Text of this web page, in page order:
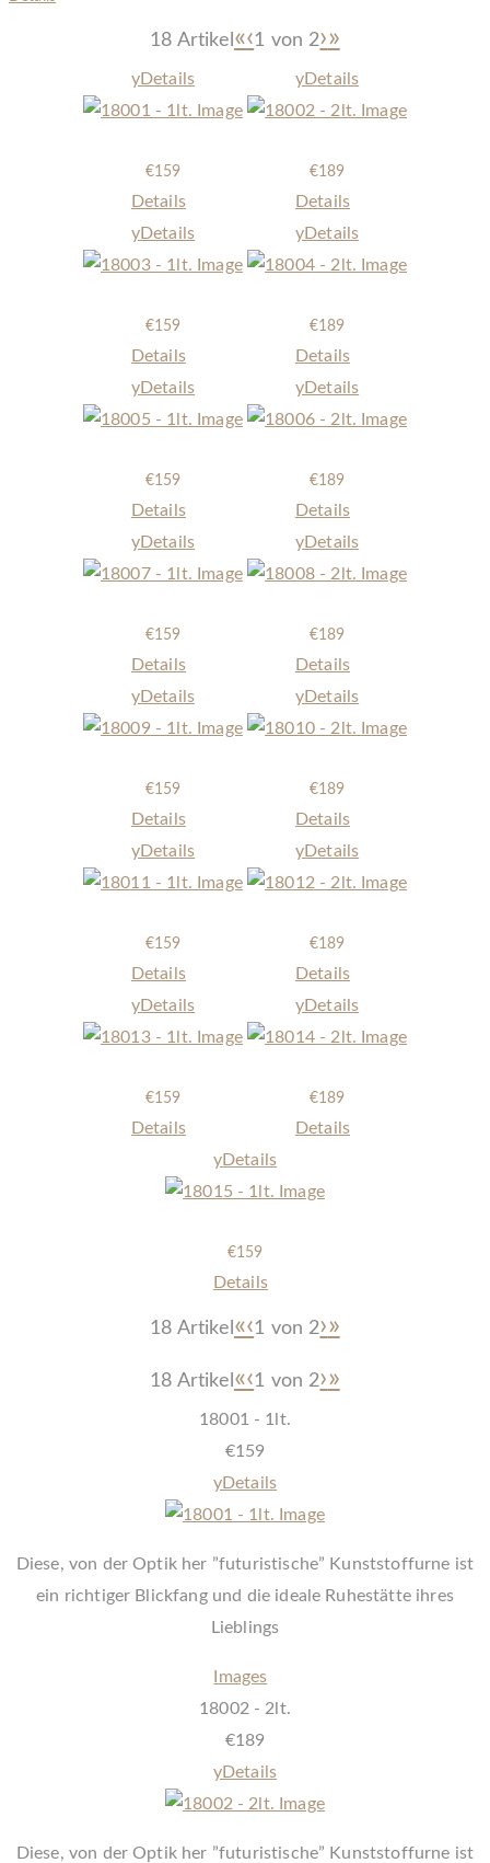
18 Artikel «‹1 von 2›»
yDetails
€159
Details
yDetails
€189
Details
yDetails
€159
Details
yDetails
€189
Details
yDetails
€159
Details
yDetails
€189
Details
yDetails
€159
Details
yDetails
€189
Details
yDetails
€159
Details
yDetails
€189
Details
yDetails
€159
Details
yDetails
€189
Details
yDetails
€159
Details
yDetails
€189
Details
yDetails
€159
Details
18 Artikel «‹1 von 2›»
18 Artikel «‹1 von 2›»
18001 - 1lt.
€159
yDetails
Diese, von der Optik her ”futuristische” Kunststoffurne ist
ein richtiger Blickfang und die ideale Ruhestätte ihres
Lieblings
Images
18002 - 2lt.
€189
yDetails
Diese, von der Optik her ”futuristische” Kunststoffurne ist